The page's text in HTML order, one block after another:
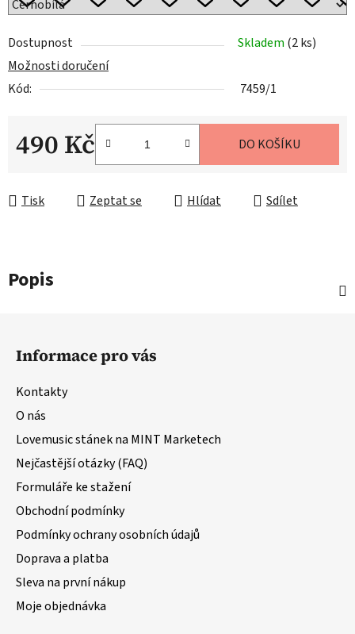
Dostupnost Skladem (2 ks)
Možnosti doručení
Kód:
7459/1
490 Kč DO KOŠÍKU
Tisk Zeptat se Hlídat Sdílet
Popis
Informace pro vás
Kontakty
O nás
Lovemusic stánek na MINT Marketech
Nejčastější otázky (FAQ)
Formuláře ke stažení
Obchodní podmínky
Podmínky ochrany osobních údajů
Doprava a platba
Sleva na první nákup
Moje objednávka